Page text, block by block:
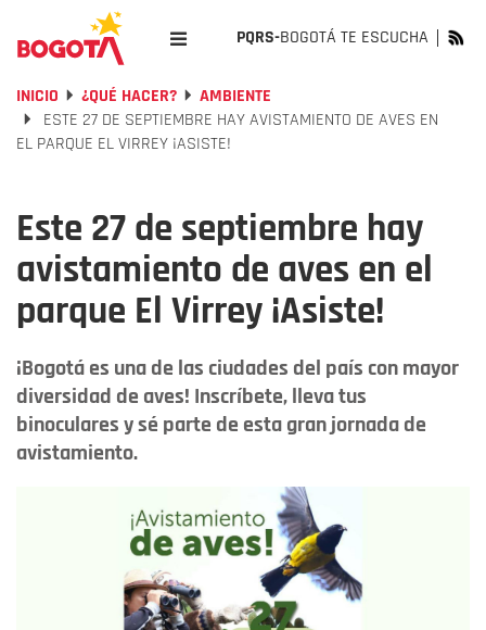
PQRS-BOGOTÁ TE ESCUCHA
INICIO ¿QUÉ HACER?
AMBIENTE
ESTE 27 DE SEPTIEMBRE HAY AVISTAMIENTO DE AVES EN
EL PARQUE EL VIRREY ¡ASISTE!
Este 27 de septiembre hay
avistamiento de aves en el
parque El Virrey ¡Asiste!
¡Bogotá es una de las ciudades del país con mayor
diversidad de aves! Inscríbete, lleva tus
binoculares y sé parte de esta gran jornada de
avistamiento.